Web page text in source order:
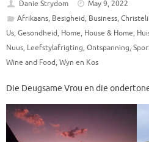
Danie Strydom
May 9, 2022
Afrikaans, Besigheid, Business,
Us, Gesondheid, Home, House & Home,
Nuus, Leefstylafrigting, Ontspanning,
Wine and Food, Wyn en Kos
Die Deugsame Vrou en die